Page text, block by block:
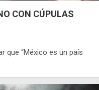
CON CÚPULAS
que “México es un país